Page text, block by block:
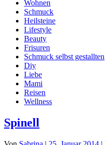
Wohnen
Schmuck
Heilsteine
Lifestyle
Beauty
Frisuren
Schmuck selbst gestallten
Diy
Liebe
Mami
Reisen
Wellness
Spinell